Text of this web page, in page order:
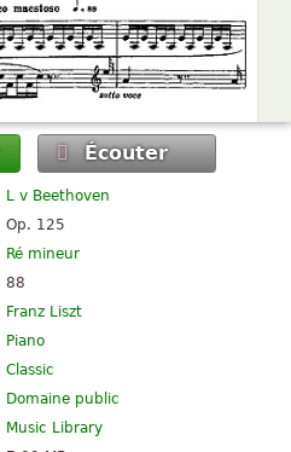
Écouter
L v Beethoven
Op. 125
Ré mineur
88
Franz Liszt
Piano
Classic
Domaine public
Music Library